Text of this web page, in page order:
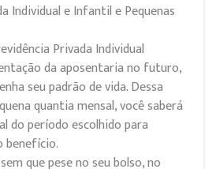
Individual e Infantil e Pequenas
Privada Individual
da aposentaria no futuro,
seu padrão de vida. Dessa
quantia mensal, você saberá
do período escolhido para
benefício.
que pese no seu bolso, no